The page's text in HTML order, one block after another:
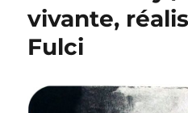
vivante,
Fulci